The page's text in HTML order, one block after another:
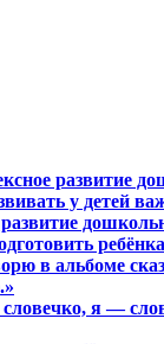
развитие
у детей
в альбоме
я —